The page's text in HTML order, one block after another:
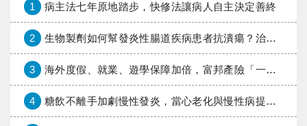
1 病主法七年原地踏步，快修法讓病人自主決定善終
2 生物製劑如何幫發炎性腸道疾病患者抗潰瘍？治療進展與健保給付困境一次看
3 海外度假、就業、遊學保障加倍，富邦產險「一期逐夢」專案加碼遠距醫療與緊急救援
4 糖飲不離手加劇慢性發炎，當心老化與慢性病提早報到